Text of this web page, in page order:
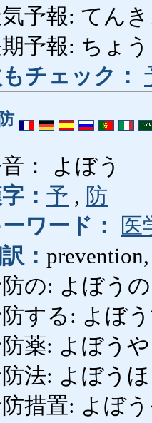
予報: てん
予報: ちょ
チェック：
： よぼう
： 予 , 防
ワード：
医
：
の: よぼうの
する: よぼ
薬: よぼう
法: よぼうほ
措置: よぼ